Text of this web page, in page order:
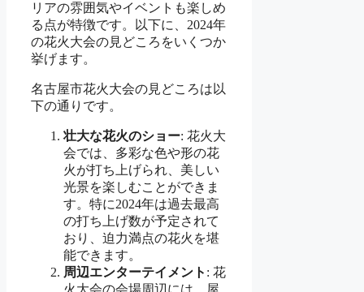
リアの雰囲気やイベントも楽しめ
る点が特徴です。以下に、2024年
の花火大会の見どころをいくつか
挙げます。
名古屋市花火大会の見どころは以
下の通りです。
壮大な花火のショー: 花火大
会では、多彩な色や形の花
火が打ち上げられ、美しい
光景を楽しむことができま
す。特に2024年は過去最高
の打ち上げ数が予定されて
おり、迫力満点の花火を堪
能できます。
周辺エンターテイメント : 花
火大会の会場周辺には、屋